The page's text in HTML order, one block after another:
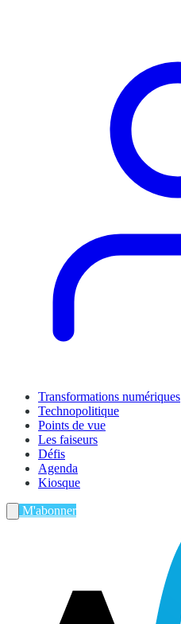
Transformations numériques
Technopolitique
Points de vue
Les faiseurs
Défis
Agenda
Kiosque
M'abonner